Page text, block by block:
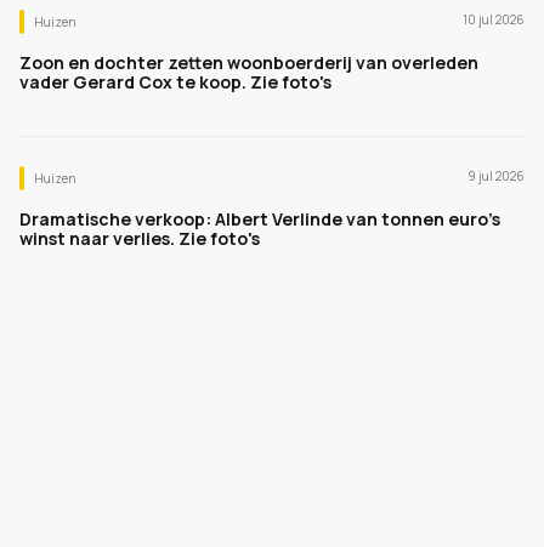
Huizen 10 jul 2026
Zoon en dochter zetten woonboerderij van overleden
vader Gerard Cox te koop. Zie foto's
Huizen 9 jul 2026
Dramatische verkoop: Albert Verlinde van tonnen euro's
winst naar verlies. Zie foto's